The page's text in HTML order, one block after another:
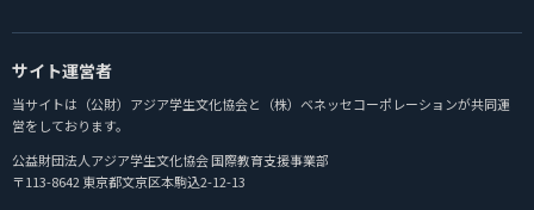
サイト運営者
当サイトは（公財）アジア学生文化協会と（株）ベネッセコーポレーションが共同運
営をしております。
公益財団法人アジア学生文化協会 国際教育支援事業部
〒113-8642 東京都文京区本駒込2-12-13